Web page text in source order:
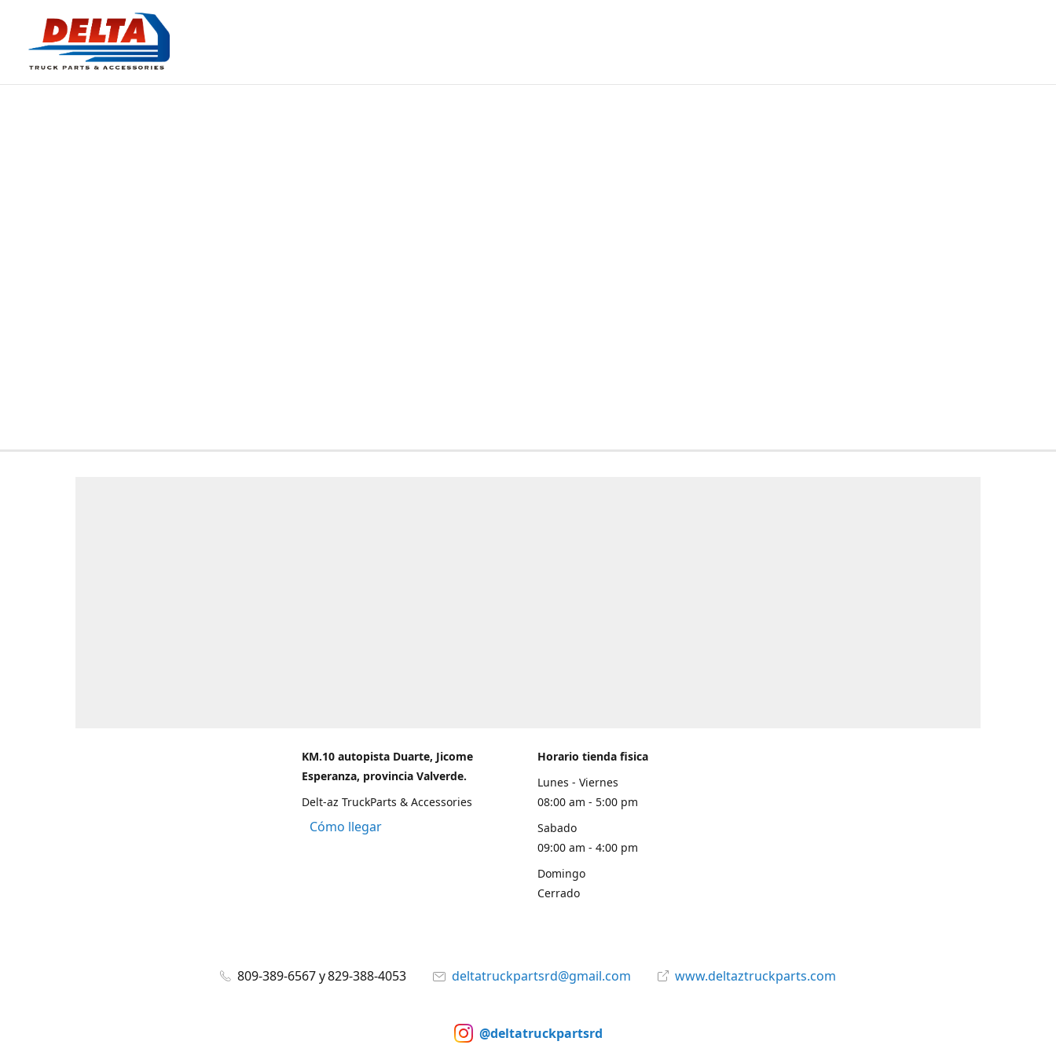
KM.10 autopista Duarte, Jicome
Esperanza, provincia Valverde.
Delt-az TruckParts & Accessories
Cómo llegar
Horario tienda fisica
Lunes - Viernes
08:00 am - 5:00 pm
Sabado
09:00 am - 4:00 pm
Domingo
Cerrado
809-389-6567 y 829-388-4053 deltatruckpartsrd@gmail.com www.deltaztruckparts.com
@deltatruckpartsrd